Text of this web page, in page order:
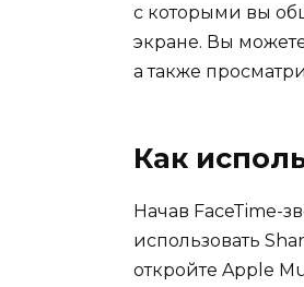
с которыми вы
экране. Вы
а также
Как
Начав FaceTime-
использовать
откройте Apple